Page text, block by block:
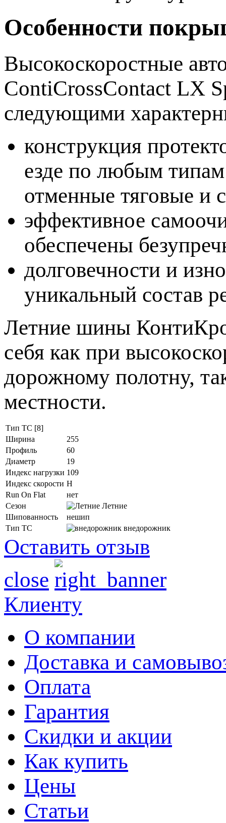
Особенности
Высокоскоростные
ContiCrossContact LX
следующими
конструкция
езде по любым типам
отменные тяговые и
эффективное
обеспечены
долговечности и
уникальный состав
Летние шины
себя как при
дорожному полотну,
местности.
Тип ТС [8]
Ширина
255
Профиль
60
Диаметр
19
Индекс нагрузки 109
Индекс скорости H
Run On Flat
нет
Сезон
Летние
Шипованность
нешип
Тип ТС
внедорожник
Оставить отзыв
close
Клиенту
О компании
Доставка и
Оплата
Гарантия
Скидки и акции
Как купить
Цены
Статьи